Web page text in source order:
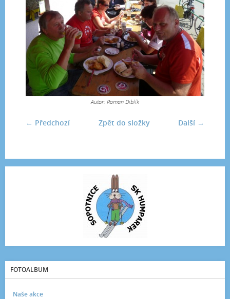
Autor: Roman Diblík
← Předchozí Další →
Zpět do složky
FOTOALBUM
Naše akce